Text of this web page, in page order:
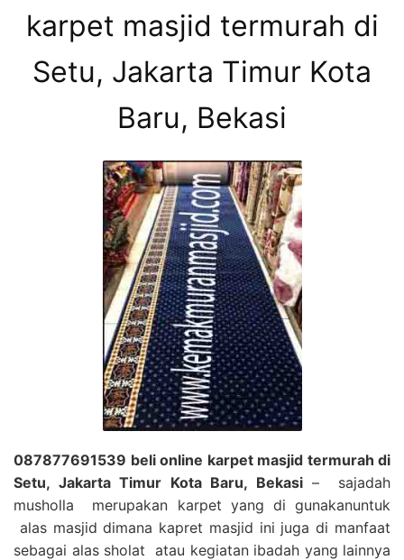
karpet masjid termurah di
Setu, Jakarta Timur Kota
Baru, Bekasi
087877691539 beli online karpet masjid termurah di
Setu, Jakarta Timur Kota Baru, Bekasi– sajadah
musholla merupakan karpet yang di gunakanuntuk
alas masjid dimana kapret masjid ini juga di manfaat
sebagai alas sholat atau kegiatan ibadah yang lainnya